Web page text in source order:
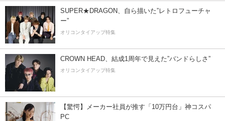
SUPER★DRAGON、自ら描いた”レトロフューチャ
ー”
オリコンタイアップ特集
CROWN HEAD、結成1周年で見えた”バンドらしさ”
オリコンタイアップ特集
【驚愕】メーカー社員が推す「10万円台」神コスパ
PC